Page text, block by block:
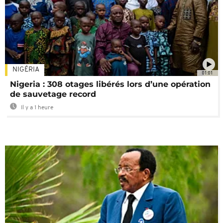
01:01
NIGÉRIA
Nigeria : 308 otages libérés lors d’une opération
de sauvetage record
Il y a 1 heure